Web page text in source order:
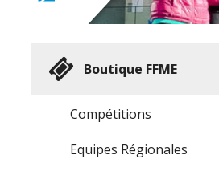
Boutique FFME
Compétitions
Equipes Régionales